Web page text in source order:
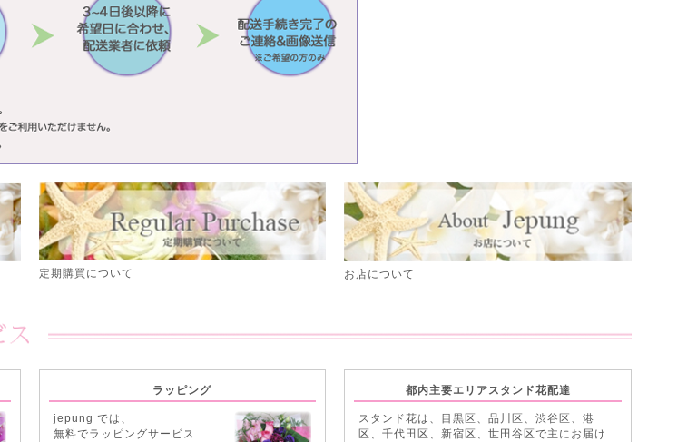
定期購買について お店について
ラッピング
jepung では、
無料でラッピングサービス
都内主要エリアスタンド花配達
スタンド花は、目黒区、品川区、渋谷区、港
区、千代田区、新宿区、世田谷区で主にお届け